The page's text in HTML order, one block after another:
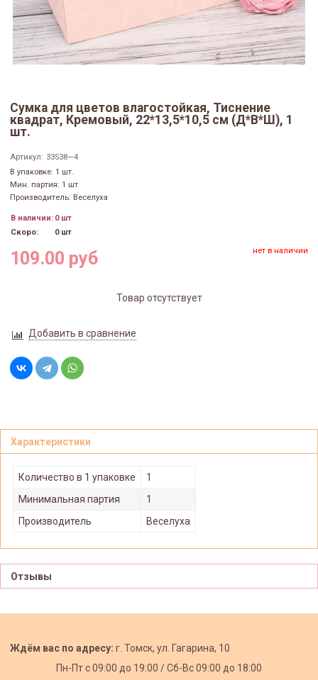
Сумка для цветов влагостойкая, Тиснение
квадрат, Кремовый, 22*13,5*10,5 см (Д*В*Ш), 1
шт.
Артикул: 33538—4
В упаковке: 1 шт.
Мин. партия: 1 шт
Производитель: Веселуха
В наличии: 0 шт
Скоро:
0 шт
109.00 руб нет в наличии
Товар отсутствует
Добавить в сравнение
Характеристики
Количество в 1 упаковке
1
Минимальная партия
1
Производитель
Веселуха
Отзывы
Ждём вас по адресу: г. Томск, ул. Гагарина, 10
Пн-Пт с09:00 до 19:00 /Сб-Вс 09:00 до 18:00